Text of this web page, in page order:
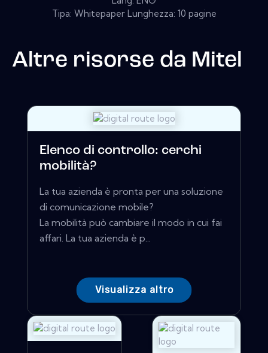
Tipa: Whitepaper Lunghezza: 10 pagine
Altre risorse da Mitel
Elenco di controllo: cerchi
mobilità?
La tua azienda è pronta per una soluzione
di comunicazione mobile?
La mobilità può cambiare il modo in cui fai
affari. La tua azienda è p...
Visualizza altro